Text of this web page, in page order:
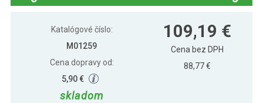
Katalógové číslo:
M01259
Cena dopravy od:
5,90 €
skladom
109,19 €
Cena bez DPH
88,77 €